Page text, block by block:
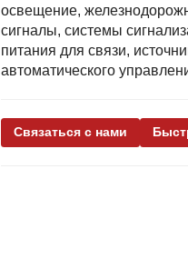
освещение,
сигналы, системы
питания для связи,
автоматического
Связаться с нами